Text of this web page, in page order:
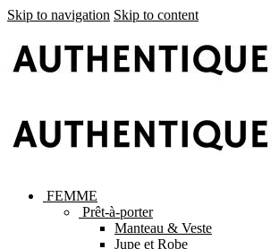
Skip to navigation Skip to content
FEMME
Prêt-à-porter
Manteau & Veste
Jupe et Robe